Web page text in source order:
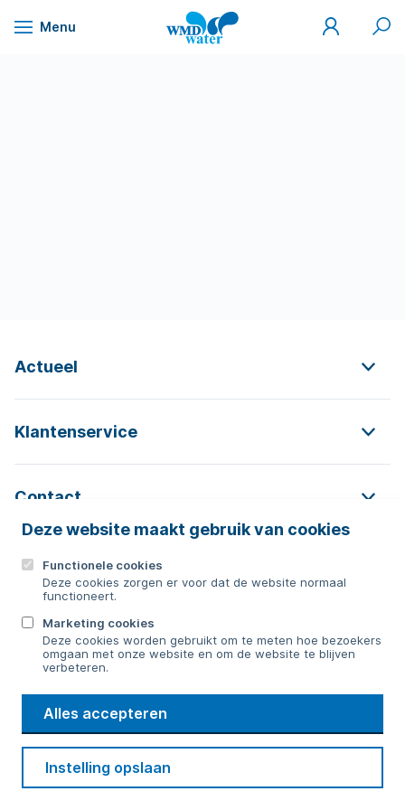
Naar
Deze website maakt gebruik van cookies
Functionele cookies
Deze cookies zorgen er voor dat de website normaal
functioneert.
Marketing cookies
Deze cookies worden gebruikt om te meten hoe bezoekers
omgaan met onze website en om de website te blijven
verbeteren.
Alles accepteren
Instelling opslaan
Menu
WMD
Drinkwater
Mijn
WMD
Zoek
Actueel
Klantenservice
Contact
Contact
Bericht sturen
WMD
Drinkwater
Cookie voorkeuren
Privacy Disclaimer